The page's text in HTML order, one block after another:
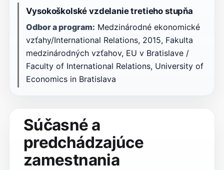
Vysokoškolské vzdelanie tretieho stupňa
Odbor a program: Medzinárodné ekonomické
vzťahy/International Relations, 2015, Fakulta
medzinárodných vzťahov, EU v Bratislave /
Faculty of International Relations, University of
Economics in Bratislava
Súčasné a
predchádzajúce
zamestnania